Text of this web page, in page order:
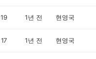
19 1년 전 현영국
17 1년 전 현영국